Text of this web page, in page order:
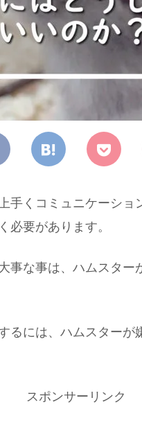
手くコミュニケーショ
必要があります。
事な事は、ハムスター
るには、ハムスターが
スポンサーリンク